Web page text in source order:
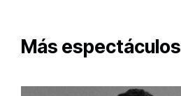
Más espectáculos